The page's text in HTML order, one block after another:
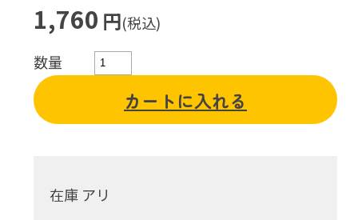
1,760 円(税込)
数量
カートに入れる
在庫 アリ